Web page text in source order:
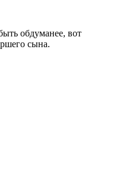
обдуманее, вот
сына.